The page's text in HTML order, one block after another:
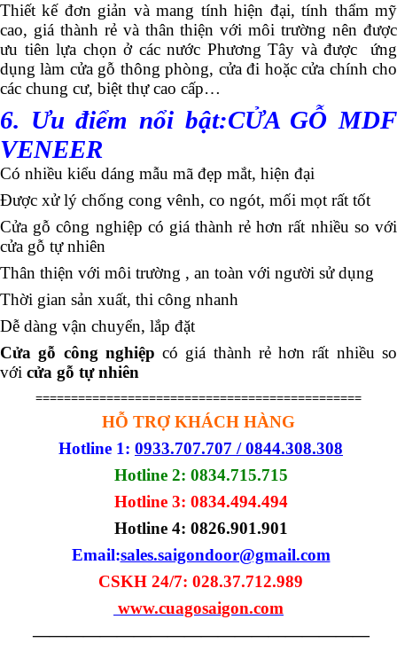
Thiết kế đơn giản và mang tính hiện đại, tính thẩm mỹ
cao, giá thành rẻ và thân thiện với môi trường nên được
ưu tiên lựa chọn ở các nước Phương Tây và được ứng
dụng làm cửa gỗ thông phòng, cửa đi hoặc cửa chính cho
các chung cư, biệt thự cao cấp…
6. Ưu điểm nổi bật:CỬA GỖ MDF
VENEER
Có nhiều kiểu dáng mẫu mã đẹp mắt, hiện đại
Được xử lý chống cong vênh, co ngót, mối mọt rất tốt
Cửa gỗ công nghiệp có giá thành rẻ hơn rất nhiều so với
cửa gỗ tự nhiên
Thân thiện với môi trường , an toàn với người sử dụng
Thời gian sản xuất, thi công nhanh
Dễ dàng vận chuyển, lắp đặt
Cửa gỗ công nghiệp có giá thành rẻ hơn rất nhiều so
với cửa gỗ tự nhiên
==============================================
HỖ TRỢ KHÁCH HÀNG
Hotline 1: 0933.707.707 / 0844.308.308
Hotline 2: 0834.715.715
Hotline 3: 0834.494.494
Hotline 4: 0826.901.901
Email:sales.saigondoor@gmail.com
CSKH 24/7: 028.37.712.989
www.cuagosaigon.com
————————————————————